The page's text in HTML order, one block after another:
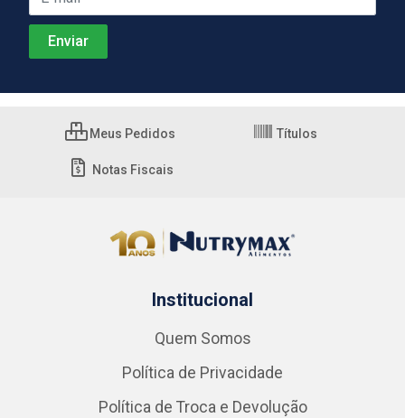
Meus Pedidos Títulos
Notas Fiscais
Institucional
Quem Somos
Política de Privacidade
Política de Troca e Devolução